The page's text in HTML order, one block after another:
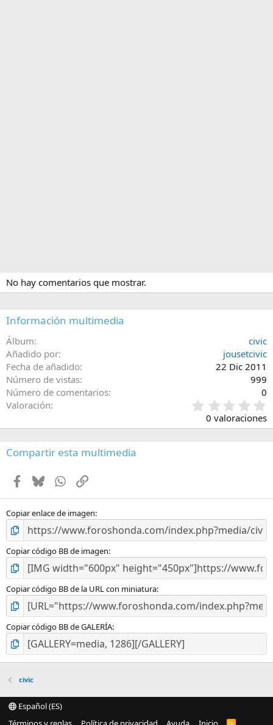
No hay comentarios que mostrar.
Información multimedia
Álbum
civic
Añadido por
jousetcivic
Fecha de añadido
22 Dic 2011
Número de vistas
999
Número de comentarios
0
Valoración
,
0
0
l
(
)
0 valoraciones
Compartir esta multimedia
Facebook
BlueskyWhatsApp
Enlace
Copiar enlace de imagen
Copiar código BB de imagen
Copiar código BB de la URL con miniatura
Copiar código BB de GALERÍA
civic
Español (ES)
R